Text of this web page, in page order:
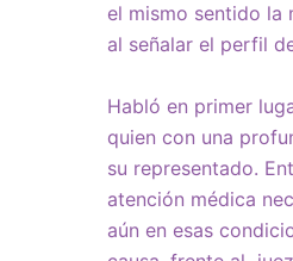
el mismo sentido la
al señalar el perfil
Habló en primer
quien con una
su representado.
atención médica
aún en esas